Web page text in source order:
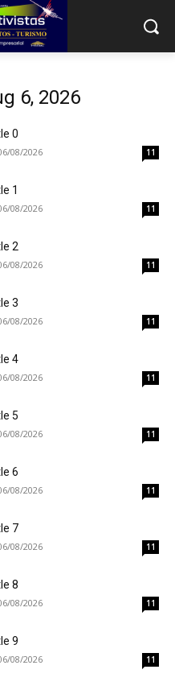
6, 2026
0
08/2026 11
1
08/2026 11
2
08/2026 11
3
08/2026 11
4
08/2026 11
5
08/2026 11
6
08/2026 11
7
08/2026 11
8
08/2026 11
9
08/2026 11